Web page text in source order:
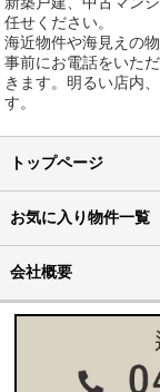
任せください。
海近物件や海見えの
事前にお電話をいた
きます。明るい店内
す。
トップページ
お気に入り物件一覧
会社概要